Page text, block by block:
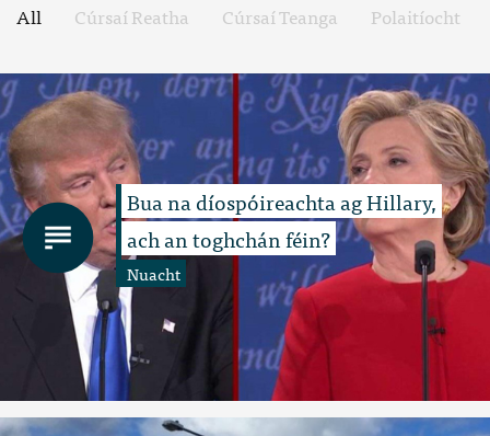
All Cúrsaí Reatha Cúrsaí Teanga Polaitíocht
Bua na díospóireachta ag Hillary,
ach an toghchán féin?
Nuacht